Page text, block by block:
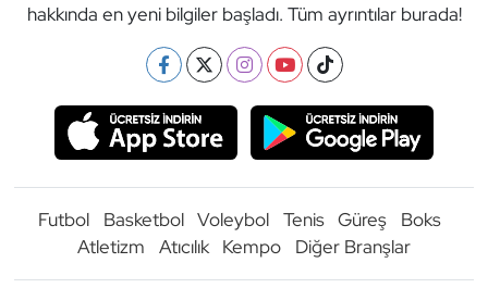
hakkında en yeni bilgiler başladı. Tüm ayrıntılar burada!
Futbol Basketbol Voleybol Tenis Güreş
Boks
Atletizm
Atıcılık Kempo Diğer Branşlar